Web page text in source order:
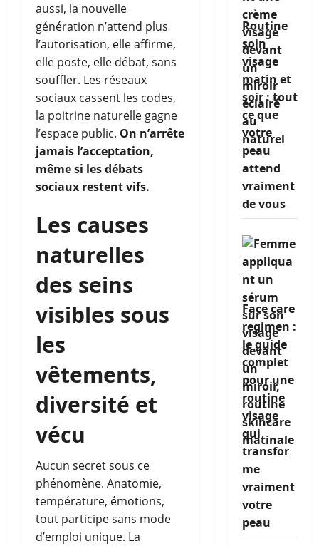
aussi, la nouvelle
génération n’attend plus
l’autorisation, elle affirme,
elle poste, elle débat, sans
souffler. Les réseaux
sociaux cassent les codes,
la poitrine naturelle gagne
l’espace public. On n’arrête
jamais l’acceptation,
même si les débats
sociaux restent vifs.
Les causes
naturelles
des seins
visibles sous
les
vêtements,
diversité et
vécu
Aucun secret sous ce
phénomène. Anatomie,
température, émotions,
tout participe sans mode
d’emploi unique. La
Routine
soin
visage
matin et
soir : tout
ce que
votre
peau
attend
vraiment
de vous
Face care
regimen :
le guide
complet
pour une
routine
visage
qui
transfor
me
vraiment
votre
peau